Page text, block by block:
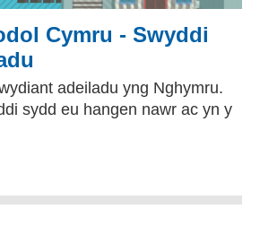
Cymru - Swyddi
adeiladu yng Nghymru.
sydd eu hangen nawr ac yn y